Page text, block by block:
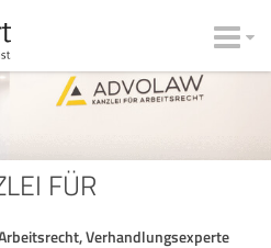
FÜR
Verhandlungsexperte